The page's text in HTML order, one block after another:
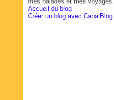
Accueil du blog
Créer un blog avec CanalBlog